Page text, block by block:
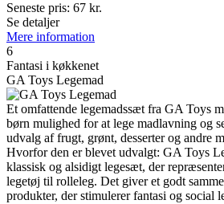
Seneste pris: 67 kr.
Se detaljer
Mere information
6
Fantasi i køkkenet
GA Toys Legemad
Et omfattende legemadssæt fra GA Toys
børn mulighed for at lege madlavning og
udvalg af frugt, grønt, desserter og andre
Hvorfor den er blevet udvalgt: GA Toys
klassisk og alsidigt legesæt, der
legetøj til rolleleg. Det giver et godt
produkter, der stimulerer fantasi og social